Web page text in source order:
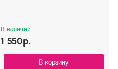
В наличии
1 550р.
В корзину